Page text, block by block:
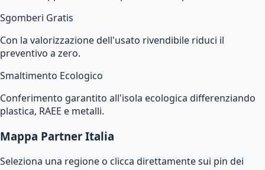
Sgomberi Gratis
Con la valorizzazione dell'usato rivendibile riduci il
preventivo a zero.
Smaltimento Ecologico
Conferimento garantito all'isola ecologica differenziando
plastica, RAEE e metalli.
Mappa Partner Italia
Seleziona una regione o clicca direttamente sui pin dei